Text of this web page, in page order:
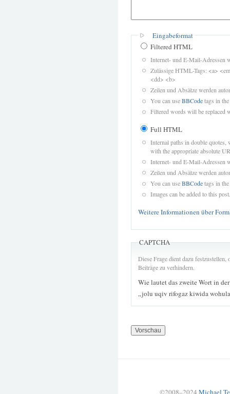
Eingabeformat
Filtered HTML
Internet- und E-Mail-Adressen
Zulässige HTML-Tags: <a>
<dd> <b>
Zeilen und Absätze werden
You can useBBCodetags in
Filtered words will be replaced
Full HTML
Internal paths in double quotes,
with the appropriate absolute
Internet- und E-Mail-Adressen
Zeilen und Absätze werden
You can useBBCodetags in
Images can be added to this post.
Weitere Informationen über
CAPTCHA
Diese Frage dient dazu
Beiträge zu verhindern.
Wie lautet das zweite Wort in
„jolu uqiv rifogaz kiwida
©2008–2024 Michael